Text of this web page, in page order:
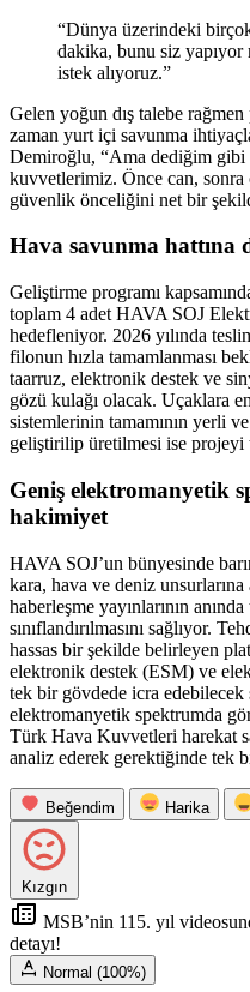
“Dünya üzerindeki
dakika, bunu siz yapıyor
istek alıyoruz.”
Gelen yoğun dış talebe
zaman yurt içi savunma
Demiroğlu, “Ama dediğim
kuvvetlerimiz. Önce can,
güvenlik önceliğini net bir
Hava savunma hattına
Geliştirme programı
toplam 4 adet HAVA SOJ
hedefleniyor. 2026 yılında
filonun hızla tamamlanması
taarruz, elektronik destek ve
gözü kulağı olacak. Uçaklara
sistemlerinin tamamının yerli
geliştirilip üretilmesi ise projeyi
Geniş elektromanyetik
hakimiyet
HAVA SOJ’un bünyesinde
kara, hava ve deniz
haberleşme yayınlarının
sınıflandırılmasını sağlıyor.
hassas bir şekilde belirleyen
elektronik destek (ESM) ve
tek bir gövdede icra edebilecek
elektromanyetik spektrumda
Türk Hava Kuvvetleri harekat
analiz ederek gerektiğinde tek
Beğendim Harika
Kızgın
MSB’nin 115. yıl
detayı!
Normal (100%)